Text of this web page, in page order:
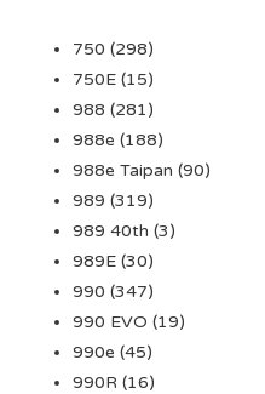
750 (298)
750E (15)
988 (281)
988e (188)
988e Taipan (90)
989 (319)
989 40th (3)
989E (30)
990 (347)
990 EVO (19)
990e (45)
990R (16)